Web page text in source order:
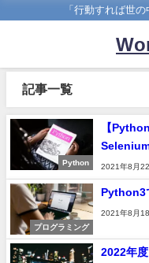
「行動すれば世
記事一覧
Python
【
2021年8月22
プログラミング
Python3
2021年8月18
2022年